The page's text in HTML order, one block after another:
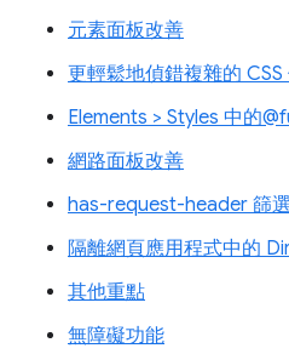
元素面板改善
更輕鬆地偵錯複雜的 CSS
Elements > Styles 中的
網路面板改善
has-request-header 篩
隔離網頁應用程式中的
其他重點
無障礙功能